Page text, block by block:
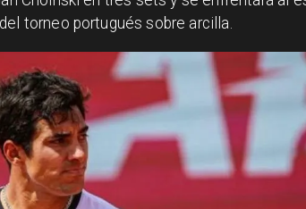
torneo portugués sobre arcilla.